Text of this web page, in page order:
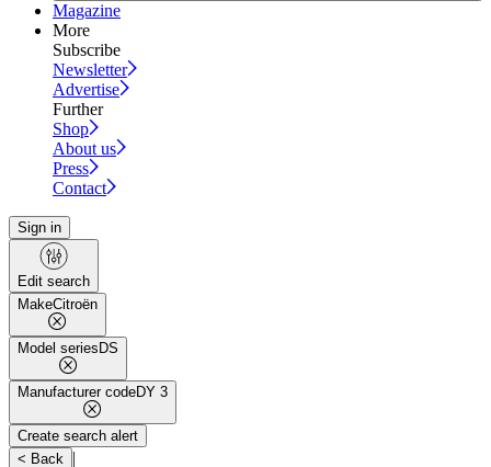
Magazine
More
Subscribe
Newsletter
Advertise
Further
Shop
About us
Press
Contact
Sign in
Edit search
MakeCitroën
Model series DS
Manufacturer codeDY 3
Create search alert
< Back |